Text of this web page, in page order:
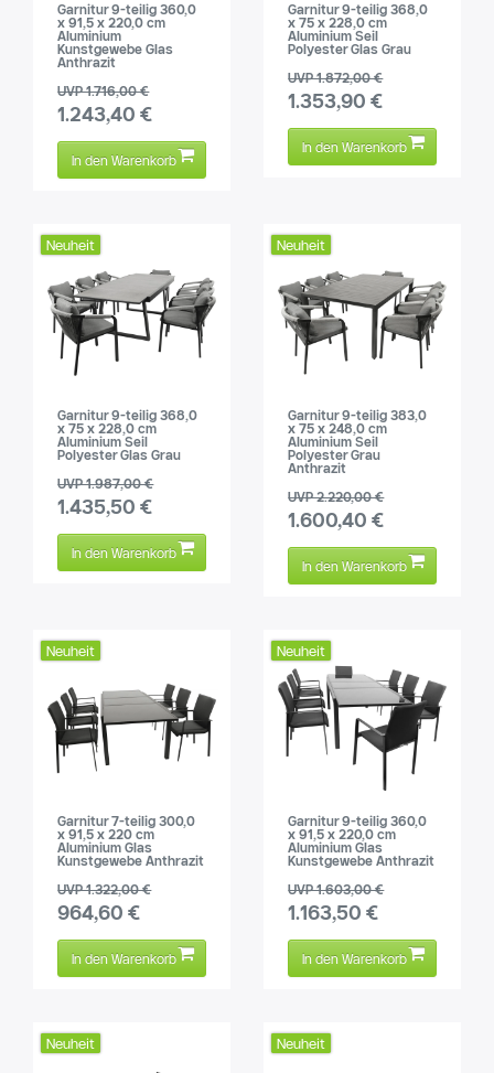
Garnitur 9-teilig 360,0
x 91,5 x 220,0 cm
Aluminium
Kunstgewebe Glas
Anthrazit
UVP 1.716,00 €
1.243,40 €
In den Warenkorb
Garnitur 9-teilig 368,0
x 75 x 228,0 cm
Aluminium Seil
Polyester Glas Grau
UVP 1.872,00 €
1.353,90 €
In den Warenkorb
Neuheit
Garnitur 9-teilig 368,0
x 75 x 228,0 cm
Aluminium Seil
Polyester Glas Grau
UVP 1.987,00 €
1.435,50 €
In den Warenkorb
Neuheit
Garnitur 9-teilig 383,0
x 75 x 248,0 cm
Aluminium Seil
Polyester Grau
Anthrazit
UVP 2.220,00 €
1.600,40 €
In den Warenkorb
Neuheit
Garnitur 7-teilig 300,0
x 91,5 x 220 cm
Aluminium Glas
Kunstgewebe Anthrazit
UVP 1.322,00 €
964,60 €
In den Warenkorb
Neuheit
Garnitur 9-teilig 360,0
x 91,5 x 220,0 cm
Aluminium Glas
Kunstgewebe Anthrazit
UVP 1.603,00 €
1.163,50 €
In den Warenkorb
Neuheit Neuheit